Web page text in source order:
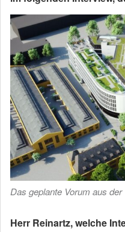
Das geplante Vorum aus
Herr Reinartz, welche